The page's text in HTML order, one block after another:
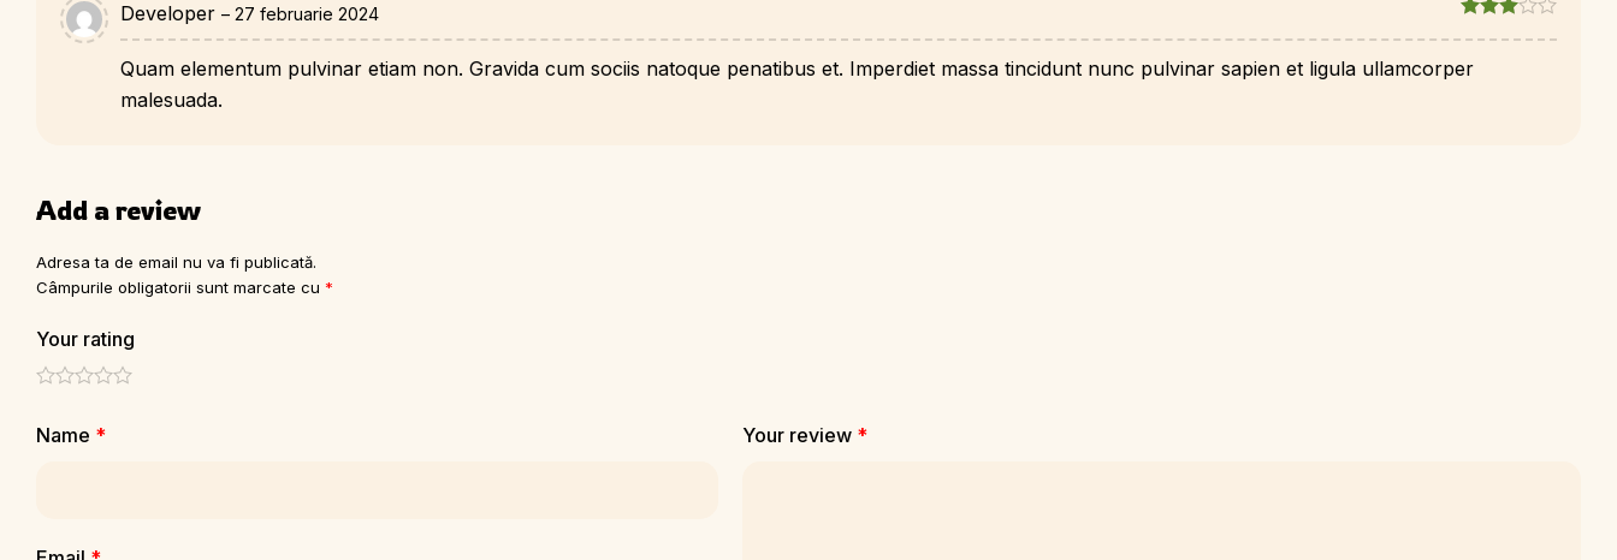
Developer – 27 februarie 2024
Quam elementum pulvinar etiam non. Gravida cum sociis natoque penatibus et. Imperdiet massa tincidunt nunc pulvinar sapien et ligula ullamcorper
malesuada.
Add a review
Adresa ta de email nu va fi publicată.
Câmpurile obligatorii sunt marcate cu *
Your rating
Your review *
Name *